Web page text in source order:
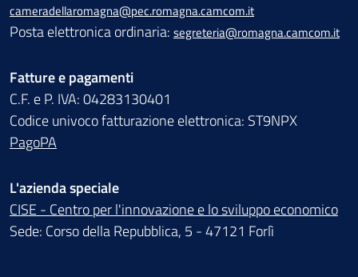
cameradellaromagna@pec.romagna.camcom.it
Posta elettronica ordinaria: segreteria@romagna.camcom.it
Fatture e pagamenti
C.F. e P. IVA: 04283130401
Codice univoco fatturazione elettronica: ST9NPX
PagoPA
L'azienda speciale
CISE - Centro per l'innovazione e lo sviluppo economico
Sede: Corso della Repubblica, 5 - 47121 Forlì